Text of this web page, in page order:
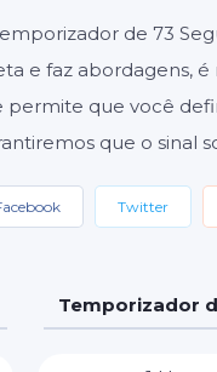
de 73
e faz abordagens,
permite que você
que o sinal
Twitter
Temporizador